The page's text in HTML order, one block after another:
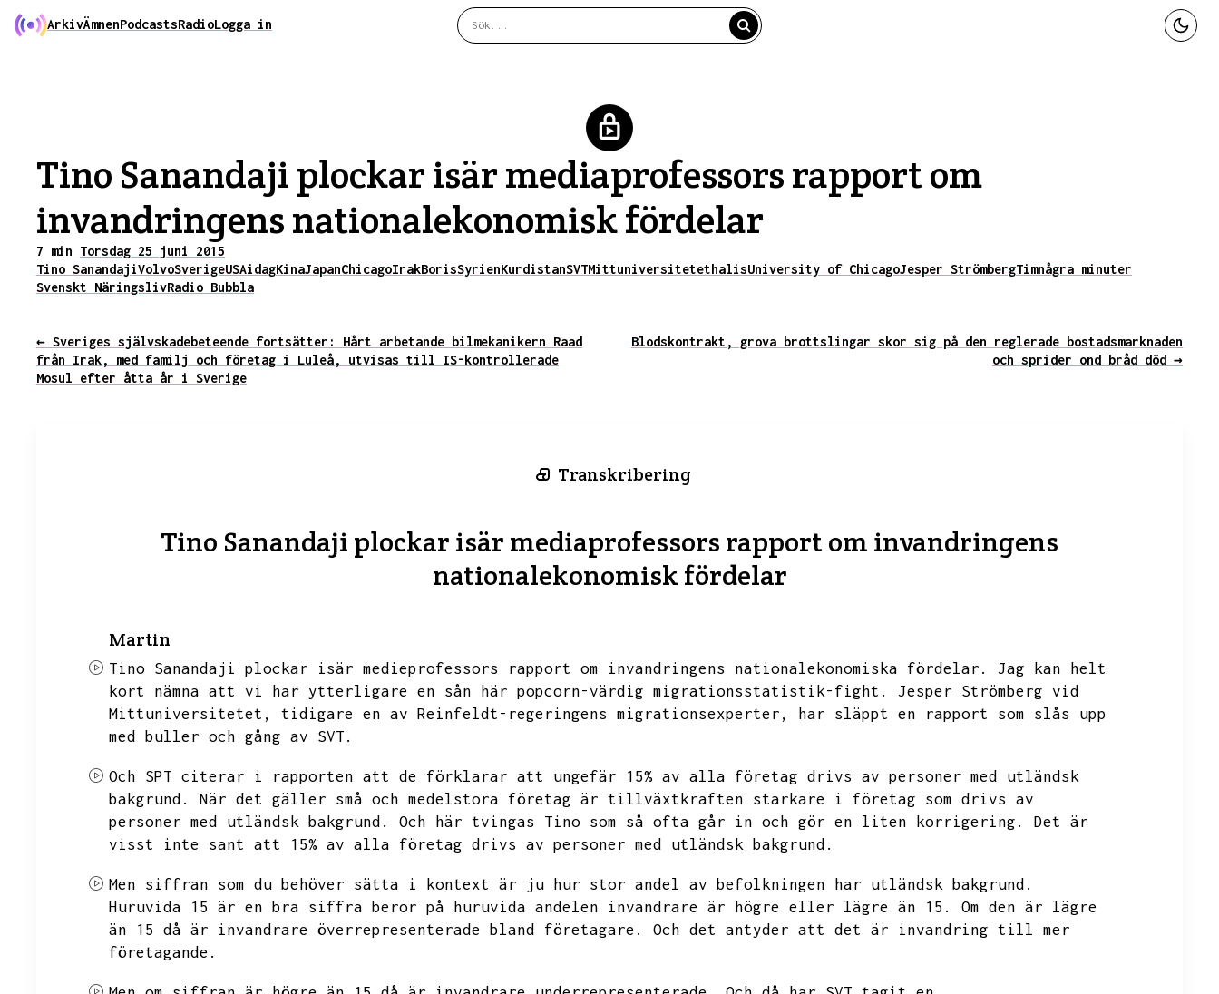
ArkivÄmnenPodcastsRadioLogga in
Tino Sanandaji plockar isär mediaprofessors rapport om
invandringens nationalekonomisk fördelar
7 min Torsdag 25 juni 2015
Tino SanandajiVolvoSverigeUSAidagKinaJapanChicagoIrakBorisSyrienKurdistanSVTMittuniversitetethalisUniversity of ChicagoJesper StrömbergTimnågra minuter
Svenskt NäringslivRadio Bubbla
← Sveriges självskadebeteende fortsätter: Hårt arbetande bilmekanikern Raad
från Irak, med familj och företag i Luleå, utvisas till IS-kontrollerade
Mosul efter åtta år i Sverige
Blodskontrakt, grova brottslingar skor sig på den reglerade bostadsmarknaden
och sprider ond bråd död →
Transkribering
Tino Sanandaji plockar isär mediaprofessors rapport om invandringens
nationalekonomisk fördelar
Martin
Tino Sanandaji plockar isär medieprofessors rapport om invandringens nationalekonomiska fördelar.
Jag kan helt
kort nämna att vi har ytterligare en sån här popcorn-värdig migrationsstatistik-fight.
Jesper Strömberg vid
Mittuniversitetet,
tidigare en av Reinfeldt-regeringens migrationsexperter,
har släppt en rapport som slås upp
med buller och gång av SVT.
Och SPT citerar i rapporten att de förklarar att ungefär 15% av alla företag drivs av personer med utländsk
bakgrund.
När det gäller små och medelstora företag är tillväxtkraften starkare i företag som drivs av
personer med utländsk bakgrund.
Och här tvingas Tino som så ofta går in och gör en liten korrigering.
Det är
visst inte sant att 15% av alla företag drivs av personer med utländsk bakgrund.
Men siffran som du behöver sätta i kontext är ju hur stor andel av befolkningen
har utländsk bakgrund.
Huruvida 15 är en bra siffra beror på huruvida andelen invandrare är högre eller lägre än 15.
Om den är lägre
än 15 då är invandrare överrepresenterade bland företagare.
Och det antyder att det är invandring till mer
företagande.